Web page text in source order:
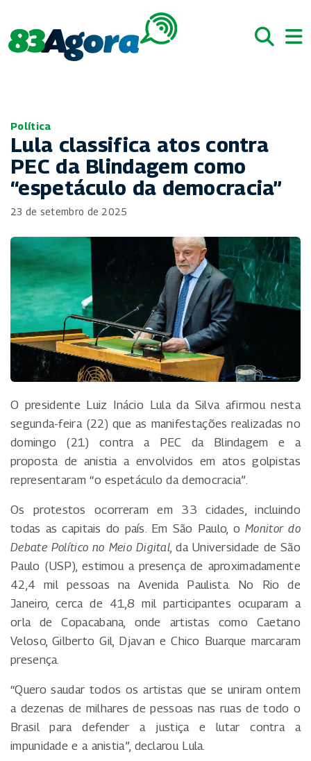
Política
Lula classifica atos contra
PEC da Blindagem como
“espetáculo da democracia”
23 de setembro de 2025
O presidente Luiz Inácio Lula da Silva afirmou nesta
segunda-feira (22) que as manifestações realizadas no
domingo (21) contra a PEC da Blindagem e a
proposta de anistia a envolvidos em atos golpistas
representaram “o espetáculo da democracia”.
Os protestos ocorreram em 33 cidades, incluindo
todas as capitais do país. Em São Paulo, oMonitor do
Debate Político no Meio Digital, da Universidade de São
Paulo (USP), estimou a presença de aproximadamente
42,4 mil pessoas na Avenida Paulista. No Rio de
Janeiro, cerca de 41,8 mil participantes ocuparam a
orla de Copacabana, onde artistas como Caetano
Veloso, Gilberto Gil, Djavan e Chico Buarque marcaram
presença.
“Quero saudar todos os artistas que se uniram ontem
a dezenas de milhares de pessoas nas ruas de todo o
Brasil para defender a justiça e lutar contra a
impunidade e a anistia”, declarou Lula.